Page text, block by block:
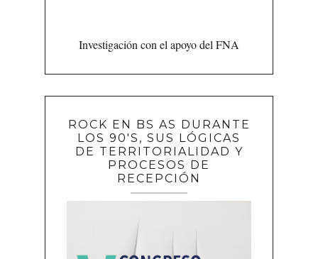
Investigación con el apoyo del FNA
ROCK EN BS AS DURANTE
LOS 90'S, SUS LÓGICAS
DE TERRITORIALIDAD Y
PROCESOS DE
RECEPCIÓN